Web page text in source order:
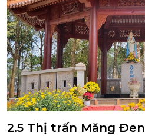
2.5 Thị trấn Măng Đen